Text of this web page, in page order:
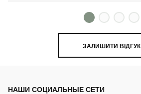
ЗАЛИШИТИ ВІДГУК
НАШИ СОЦИАЛЬНЫЕ СЕТИ